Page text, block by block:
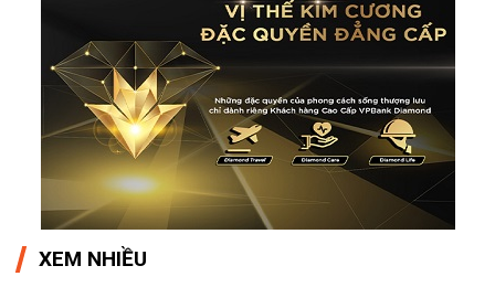
XEM NHIỀU